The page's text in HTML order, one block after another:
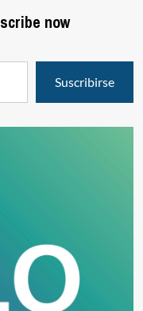
now
Suscribirse